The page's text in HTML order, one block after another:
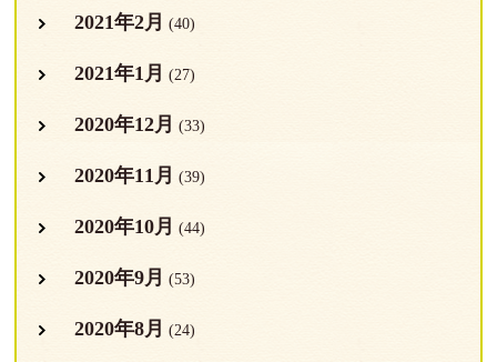
2021年2月 (40)
2021年1月 (27)
2020年12月 (33)
2020年11月 (39)
2020年10月 (44)
2020年9月 (53)
2020年8月 (24)